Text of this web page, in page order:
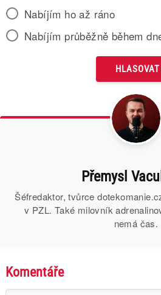
Nabíjím ho až ráno
Nabíjím průběžně během
Přemysl
Šéfredaktor, tvůrce
v PZL. Také milovník
nemá čas.
Komentáře